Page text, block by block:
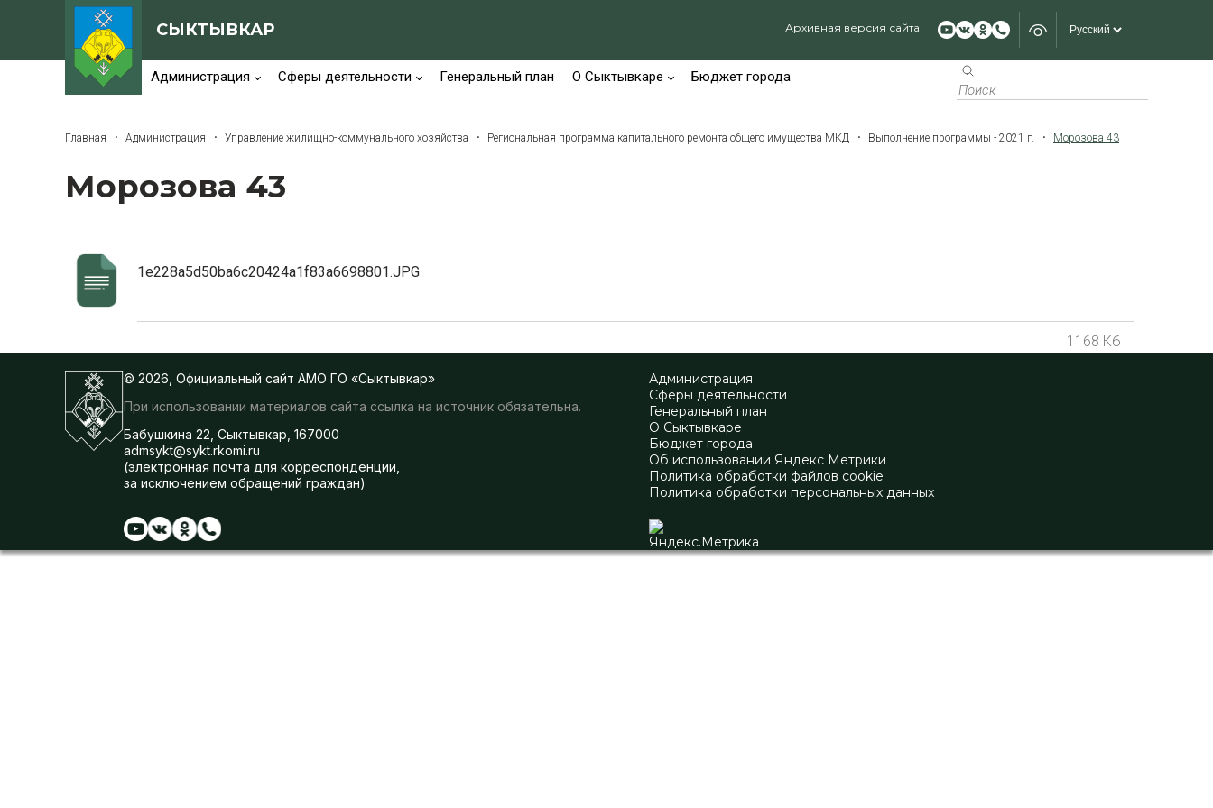
СЫКТЫВКАР Архивная версия сайта
Администрация Сферы деятельности Генеральный план О Сыктывкаре Бюджет города
Главная Администрация Управление жилищно-коммунального хозяйства Региональная программа капитального ремонта общего имущества МКД Выполнение программы - 2021 г. Морозова 43
Морозова 43
1e228a5d50ba6c20424a1f83a6698801.JPG
1168 Кб
© 2026, Официальный сайт АМО ГО «Сыктывкар»
При использовании материалов сайта ссылка на источник обязательна.
Бабушкина 22, Сыктывкар, 167000
admsykt@sykt.rkomi.ru
(электронная почта для корреспонденции,
за исключением обращений граждан)
Администрация
Сферы деятельности
Генеральный план
О Сыктывкаре
Бюджет города
Об использовании Яндекс Метрики
Политика обработки файлов cookie
Политика обработки персональных данных